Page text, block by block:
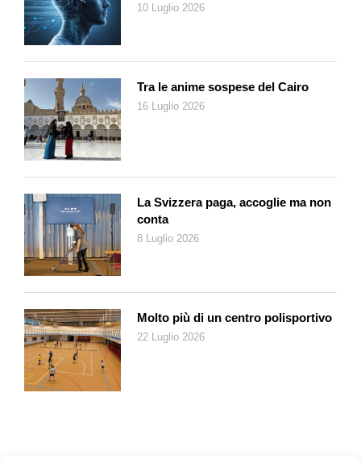
di notorietà prima che Andy Warhol teorizzasse la faccenda. E
prima che Niccolò Ammaniti, in un bellissimo romanzo
intitolatoChe la festa cominci
lui usa un’espressione assai più forte – non esistono più.
Un’occhiata ai video sul social network vale come
inconfutabile prova.
Salto di qualità.Golk
tempi, ora si golkano da soli, avete visto il filmino dove Donald
Trump prende a pugni un cronista della CNN?). Qui la
affonda, mica gli devi chiedere il permesso». Di nuovo,
sembra che Richard Stern avesse davvero la sfera di cristallo,
riuscendo ad anticipare grillini e populismi.
10 Luglio 2026
Tra le anime sospese del Cairo
16 Luglio 2026
La Svizzera paga, accoglie ma non
conta
8 Luglio 2026
Molto più di un centro polisportivo
22 Luglio 2026